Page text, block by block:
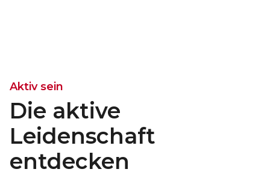
Aktiv sein
Die aktive
Leidenschaft
entdecken